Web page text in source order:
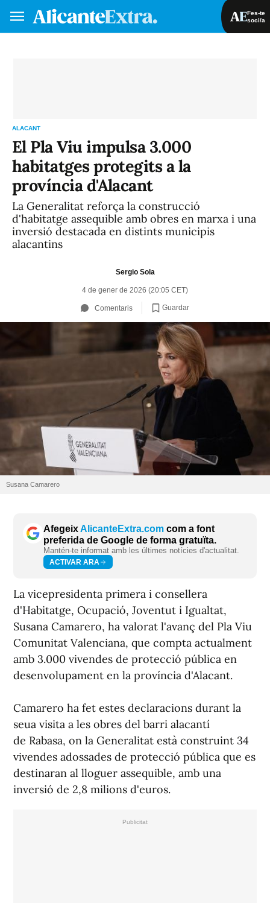
Fes-te
soci/a
ALACANT
El Pla Viu impulsa 3.000
habitatges protegits a la
província d'Alacant
La Generalitat reforça la construcció
d'habitatge assequible amb obres en marxa i una
inversió destacada en distints municipis
alacantins
Sergio Sola
4 de gener de 2026 (20:05 CET)
Comentaris Guardar
Susana Camarero
AfegeixAlicanteExtra.com com a font
preferida de Google de forma gratuïta.
Mantén-te informat amb les últimes notícies d'actualitat.
ACTIVAR ARA
La vicepresidenta primera i consellera
d'Habitatge, Ocupació, Joventut i Igualtat,
Susana Camarero, ha valorat l'avanç del Pla Viu
Comunitat Valenciana, que compta actualment
amb 3.000 vivendes de protecció pública en
desenvolupament en la província d'Alacant.
Camarero ha fet estes declaracions durant la
seua visita a les obres del barri alacantí
de Rabasa, on la Generalitat està construint 34
vivendes adossades de protecció pública que es
destinaran al lloguer assequible, amb una
inversió de 2,8 milions d'euros.